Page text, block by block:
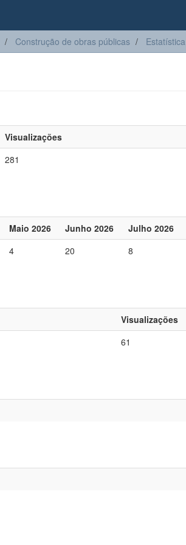
Construção de obras públicas Estatística
Visualizações
281
Maio 2026 Junho 2026 Julho 2026
4 20 8
Visualizações
61